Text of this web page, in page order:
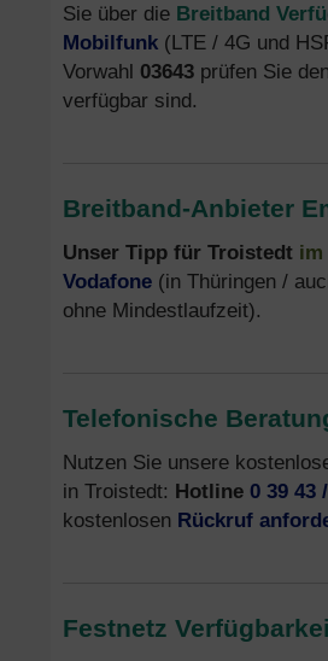
Sie über die Breitband
Mobilfunk (LTE / 4G und
Vorwahl 03643 prüfen Sie den
verfügbar sind.
Breitband-Anbieter
Unser Tipp für Troistedt im
Vodafone (in Thüringen /
ohne Mindestlaufzeit).
Telefonische
Nutzen Sie unsere
in Troistedt: Hotline 0 39 43
kostenlosen Rückruf
Festnetz